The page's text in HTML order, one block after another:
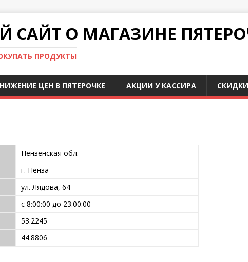
О МАГАЗИНЕ
ПРОДУКТЫ
ЦЕН В ПЯТЕРОЧКЕ АКЦИИ У КАССИРА
Пензенская обл.
г. Пенза
ул. Лядова, 64
с 8:00:00 до 23:00:00
53.2245
44.8806